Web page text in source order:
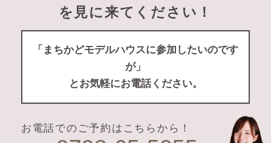
を見に来てください！
「まちかどモデルハウスに参加したいのです
が」
とお気軽にお電話ください。
お電話でのご予約はこちらから！